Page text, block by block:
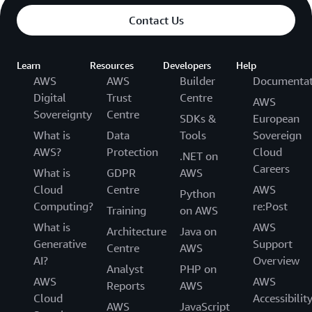
enthält 40 PUT-Nutzlasteinheiten. Eine PUT-
verbessert die Leseparallelität, indem jedem
Datenkonsumenten ein eigener Lesedurchsatz pro
Shard von bis zu 2 MB/Sek. zur Verfügung gestellt
wird. Wenn Verbraucher ein erweitertes
Rundsenden nutzen, fallen stündliche Gebühren pro
Daten an.
Erweiterte Datenaufbewahrung
Standardmäßig
werden Ihre Daten von Kinesis Data Streams
24 Stunden lang gespeichert. Die erweiterte
Datenaufbewahrung ermöglicht es Ihnen, die
erweiterte Speicherung bis zu sieben Tagen zu
verlängern. Wenn Sie die verlängerte
Contact Us
Learn
AWS
Digital
Sovereignty
What is
AWS?
What is
Cloud
Computing?
What is
Generative
AI?
AWS
Cloud
Resources
AWS
Trust
Centre
Data
Protection
GDPR
Centre
Training
Architecture
Centre
Analyst
Reports
AWS
Developers
Builder
Centre
SDKs &
Tools
.NET on
AWS
Python
on AWS
Java on
AWS
PHP on
AWS
JavaScript
Help
AWS
European
Sovereign
Cloud
Careers
AWS
re:Post
AWS
Support
Overview
AWS
Accessibility